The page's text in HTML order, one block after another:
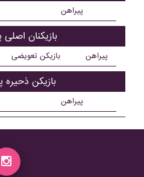
پیراهن
بازیکنان
بازیکن تعویضی پیراهن
بازیکن
پیراهن